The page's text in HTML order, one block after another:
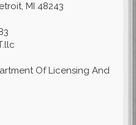
MI 48243
Of Licensing And